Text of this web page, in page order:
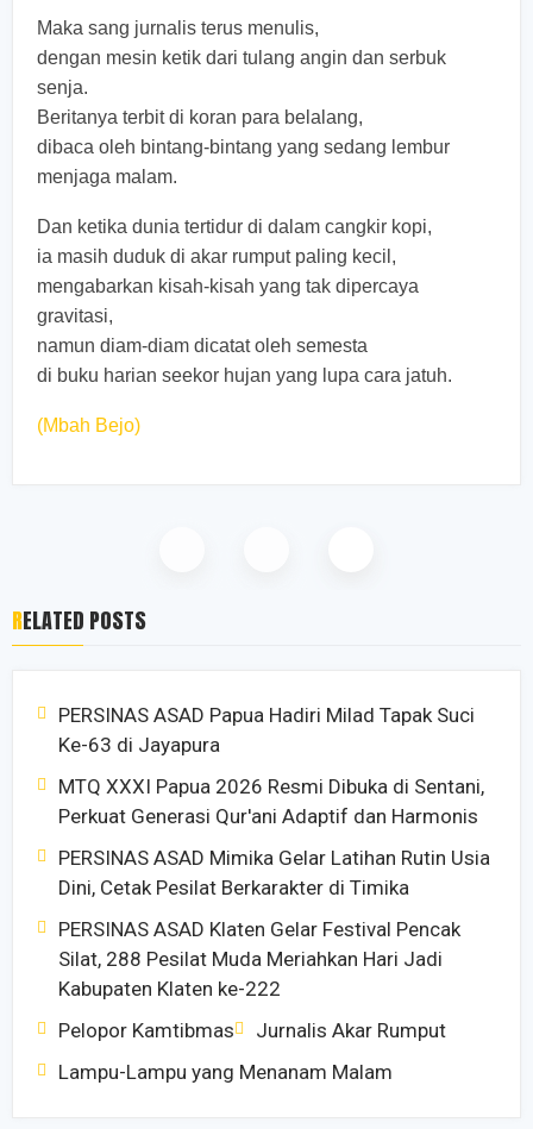
Maka sang jurnalis terus menulis,
dengan mesin ketik dari tulang angin dan serbuk
senja.
Beritanya terbit di koran para belalang,
dibaca oleh bintang-bintang yang sedang lembur
menjaga malam.
Dan ketika dunia tertidur di dalam cangkir kopi,
ia masih duduk di akar rumput paling kecil,
mengabarkan kisah-kisah yang tak dipercaya
gravitasi,
namun diam-diam dicatat oleh semesta
di buku harian seekor hujan yang lupa cara jatuh.
(Mbah Bejo)
RELATED POSTS
PERSINAS ASAD Papua Hadiri Milad Tapak Suci
Ke-63 di Jayapura
MTQ XXXI Papua 2026 Resmi Dibuka di Sentani,
Perkuat Generasi Qur'ani Adaptif dan Harmonis
PERSINAS ASAD Mimika Gelar Latihan Rutin Usia
Dini, Cetak Pesilat Berkarakter di Timika
PERSINAS ASAD Klaten Gelar Festival Pencak
Silat, 288 Pesilat Muda Meriahkan Hari Jadi
Kabupaten Klaten ke-222
Pelopor Kamtibmas
Jurnalis Akar Rumput
Lampu-Lampu yang Menanam Malam